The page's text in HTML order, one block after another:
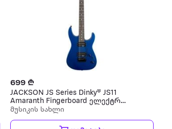
699 ₾
JACKSON JS Series Dinky® JS11
Amaranth Fingerboard ელექტრო
გიტარა
მუსიკის სახლი